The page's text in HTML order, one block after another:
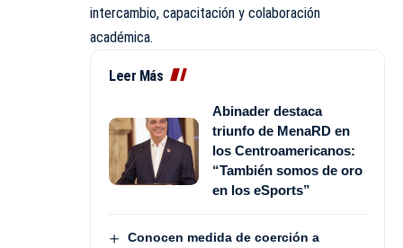
intercambio, capacitación y colaboración
académica.
Leer Más
Abinader destaca
triunfo de MenaRD en
los Centroamericanos:
“También somos de oro
en los eSports”
Conocen medida de coerción a